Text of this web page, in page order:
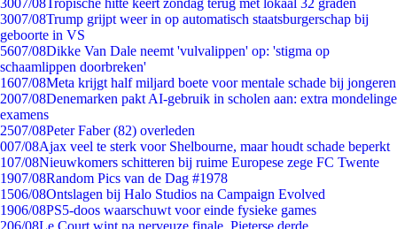
3007/08Tropische hitte keert zondag terug met lokaal 32 graden
3007/08Trump grijpt weer in op automatisch staatsburgerschap bij
geboorte in VS
5607/08Dikke Van Dale neemt 'vulvalippen' op: 'stigma op
schaamlippen doorbreken'
1607/08Meta krijgt half miljard boete voor mentale schade bij jongeren
2007/08Denemarken pakt AI-gebruik in scholen aan: extra mondelinge
examens
2507/08Peter Faber (82) overleden
007/08Ajax veel te sterk voor Shelbourne, maar houdt schade beperkt
107/08Nieuwkomers schitteren bij ruime Europese zege FC Twente
1907/08Random Pics van de Dag #1978
1506/08Ontslagen bij Halo Studios na Campaign Evolved
1906/08PS5-doos waarschuwt voor einde fysieke games
206/08Le Court wint na nerveuze finale, Pieterse derde